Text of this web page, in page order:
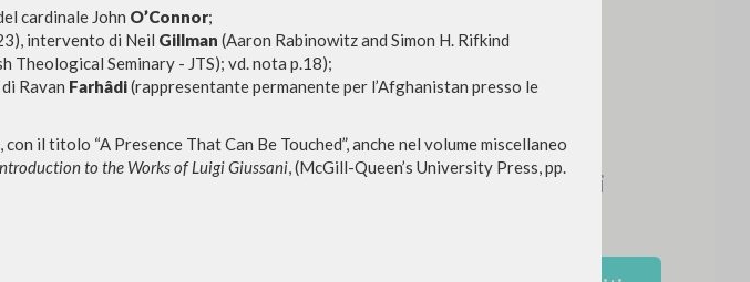
cardinale John O’Connor;
intervento di Neil Gillman (Aaron Rabinowitz and Simon H. Rifkind
Theological Seminary - JTS); vd. nota p.18);
Ravan Farhâdi(rappresentante permanente per l’Afghanistan presso le
il titolo “A Presence That Can Be Touched”, anche nel volume miscellaneo
to the Works of Luigi Giussani, (McGill-Queen’s University Press, pp.
LINGUA
Italiano
Inglese
NEWSLETTER
Ricevi aggiornamenti su nuove
pubblicazioni, eventi e percorsi